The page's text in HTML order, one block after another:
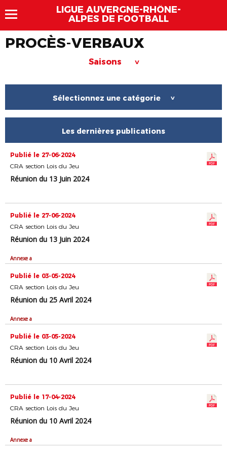
LIGUE AUVERGNE-RHÔNE-
ALPES DE FOOTBALL
PROCÈS-VERBAUX
Saisons >
Sélectionnez une catégorie >
Les dernières publications
Publié le 27-06-2024
CRA section Lois du Jeu
Réunion du 13 Juin 2024
Publié le 27-06-2024
CRA section Lois du Jeu
Réunion du 13 Juin 2024
Annexe a
Publié le 03-05-2024
CRA section Lois du Jeu
Réunion du 25 Avril 2024
Annexe a
Publié le 03-05-2024
CRA section Lois du Jeu
Réunion du 10 Avril 2024
Publié le 17-04-2024
CRA section Lois du Jeu
Réunion du 10 Avril 2024
Annexe a